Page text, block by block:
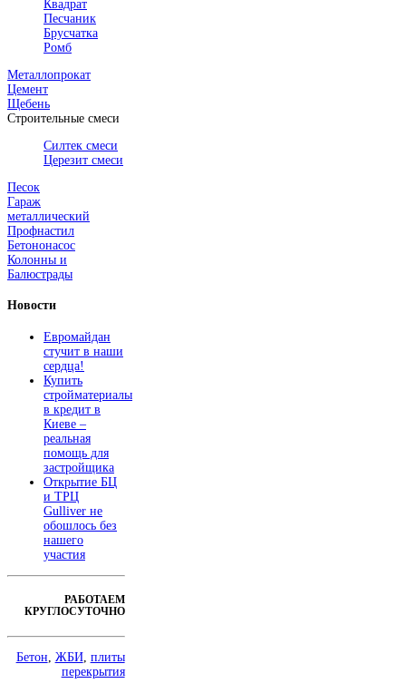
Квадрат
Песчаник
Брусчатка
Ромб
Металлопрокат
Цемент
Щебень
Строительные смеси
Силтек смеси
Церезит смеси
Песок
Гараж
металлический
Профнастил
Бетононасос
Колонны и
Балюстрады
Новости
Евромайдан
стучит в наши
сердца!
Купить
стройматериалы
в кредит в
Киеве –
реальная
помощь для
застройщика
Открытие БЦ
и ТРЦ
Gulliver не
обошлось без
нашего
участия
РАБОТАЕМ
КРУГЛОСУТОЧНО
Бетон ЖБИ, плиты
перекрытия